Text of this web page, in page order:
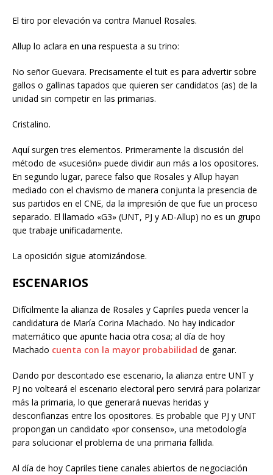
El tiro por elevación va contra Manuel Rosales.
Allup lo aclara en una respuesta a su trino:
No señor Guevara. Precisamente el tuit es para advertir sobre
gallos o gallinas tapados que quieren ser candidatos (as) de la
unidad sin competir en las primarias.
Cristalino.
Aquí surgen tres elementos. Primeramente la discusión del
método de «sucesión» puede dividir aun más a los opositores.
En segundo lugar, parece falso que Rosales y Allup hayan
mediado con el chavismo de manera conjunta la presencia de
sus partidos en el CNE, da la impresión de que fue un proceso
separado. El llamado «G3» (UNT, PJ y AD-Allup) no es un grupo
que trabaje unificadamente.
La oposición sigue atomizándose.
ESCENARIOS
Difícilmente la alianza de Rosales y Capriles pueda vencer la
candidatura de María Corina Machado. No hay indicador
matemático que apunte hacia otra cosa; al día de hoy
Machado cuenta con la mayor probabilidad de ganar.
Dando por descontado ese escenario, la alianza entre UNT y
PJ no volteará el escenario electoral pero servirá para polarizar
más la primaria, lo que generará nuevas heridas y
desconfianzas entre los opositores. Es probable que PJ y UNT
propongan un candidato «por consenso», una metodología
para solucionar el problema de una primaria fallida.
Al día de hoy Capriles tiene canales abiertos de negociación